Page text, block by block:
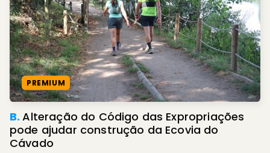
PREMIUM
B.Alteração do Código das Expropriações
pode ajudar construção da Ecovia do
Cávado